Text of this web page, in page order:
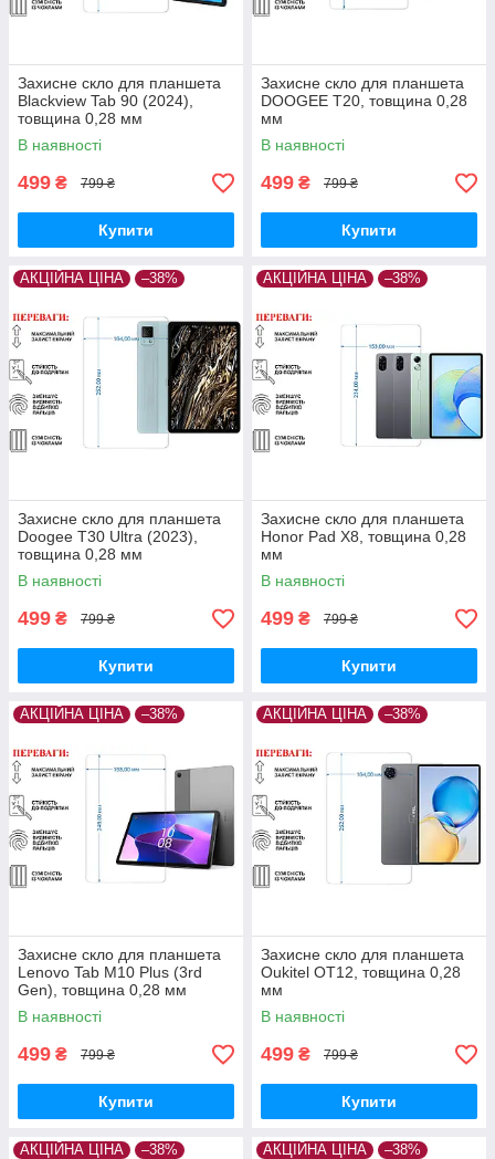
Захисне скло для планшета
Blackview Tab 90 (2024),
товщина 0,28 мм
В наявності
499 ₴ 799 ₴
Купити
Захисне скло для планшета
DOOGEE T20, товщина 0,28
мм
В наявності
499 ₴ 799 ₴
Купити
АКЦІЙНА ЦІНА –38%
Захисне скло для планшета
Doogee T30 Ultra (2023),
товщина 0,28 мм
В наявності
499 ₴ 799 ₴
Купити
АКЦІЙНА ЦІНА –38%
Захисне скло для планшета
Honor Pad X8, товщина 0,28
мм
В наявності
499 ₴ 799 ₴
Купити
АКЦІЙНА ЦІНА –38%
Захисне скло для планшета
Lenovo Tab M10 Plus (3rd
Gen), товщина 0,28 мм
В наявності
499 ₴ 799 ₴
Купити
АКЦІЙНА ЦІНА –38%
Захисне скло для планшета
Oukitel OT12, товщина 0,28
мм
В наявності
499 ₴ 799 ₴
Купити
АКЦІЙНА ЦІНА –38% АКЦІЙНА ЦІНА –38%